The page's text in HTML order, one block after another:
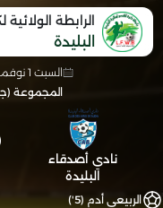
الرابطة الولائية
البليدة
السبت 1 نوفمبر 2025
المجموعة (جـ)
نادي أصدقاء
البليدة
الربيعي أدم (5')